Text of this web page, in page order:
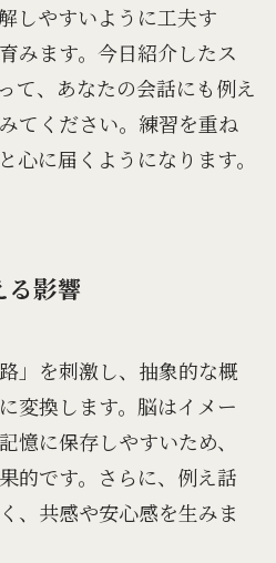
しやすいように工夫す
みます。今日紹介したス
て、あなたの会話にも例え
てください。練習を重ね
心に届くようになります。
る影響
」を刺激し、抽象的な概
変換します。脳はイメー
憶に保存しやすいため、
的です。さらに、例え話
、共感や安心感を生みま